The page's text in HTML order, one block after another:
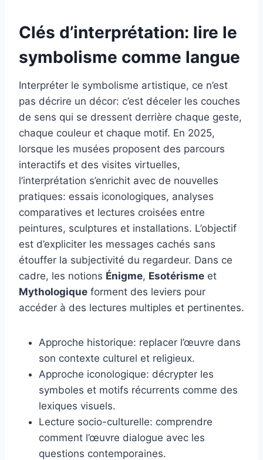
Clés d’interprétation: lire le
symbolisme comme langue
Interpréter le symbolisme artistique, ce n’est
pas décrire un décor: c’est déceler les couches
de sens qui se dressent derrière chaque geste,
chaque couleur et chaque motif. En 2025,
lorsque les musées proposent des parcours
interactifs et des visites virtuelles,
l’interprétation s’enrichit avec de nouvelles
pratiques: essais iconologiques, analyses
comparatives et lectures croisées entre
peintures, sculptures et installations. L’objectif
est d’expliciter les messages cachés sans
étouffer la subjectivité du regardeur. Dans ce
cadre, les notions Énigme, Esotérisme et
Mythologique forment des leviers pour
accéder à des lectures multiples et pertinentes.
Approche historique: replacer l’œuvre dans
son contexte culturel et religieux.
Approche iconologique: décrypter les
symboles et motifs récurrents comme des
lexiques visuels.
Lecture socio-culturelle: comprendre
comment l’œuvre dialogue avec les
questions contemporaines.